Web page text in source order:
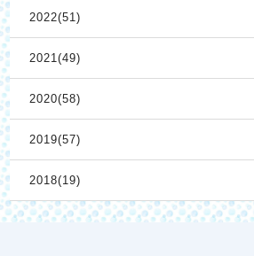
2022(51)
2021(49)
2020(58)
2019(57)
2018(19)